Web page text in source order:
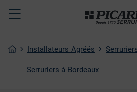
Toggle
Installateurs Agréés
Serruriers à Bordeaux